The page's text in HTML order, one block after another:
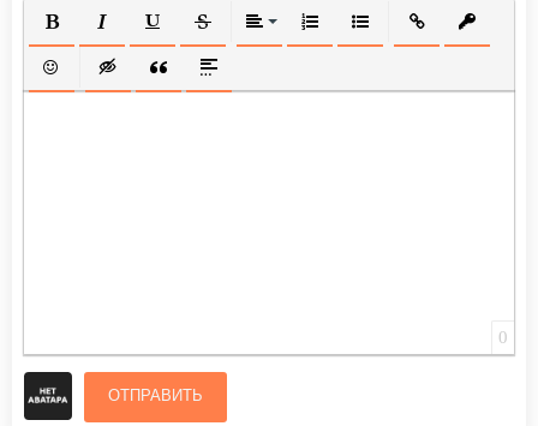
ПОЛУЖИРНЫЙ
КУРСИВПОДЧЕРКНУТЫЙ
ЗАЧЕРКНУТЫЙВЫРАВНИВАНИЕ
НУМЕРОВАННЫЙ СПИСОК
МАРКИРОВАННЫЙ
ВСТАВИТЬ
ВСТАВИТЬ СМАЙЛИК
ВСТАВКА СКРЫТОГО ТЕКСТА
ВСТАВКА ЦИТАТЫ
ВСТАВКА СПОЙЛЕРА
0
ОТПРАВИТЬ